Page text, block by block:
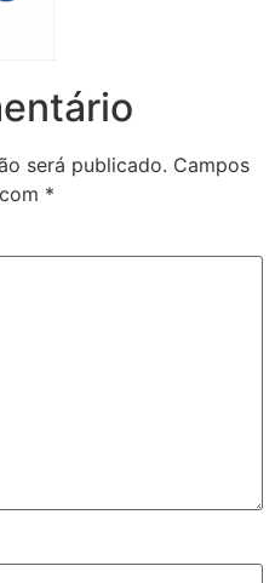
será publicado. Campos
*